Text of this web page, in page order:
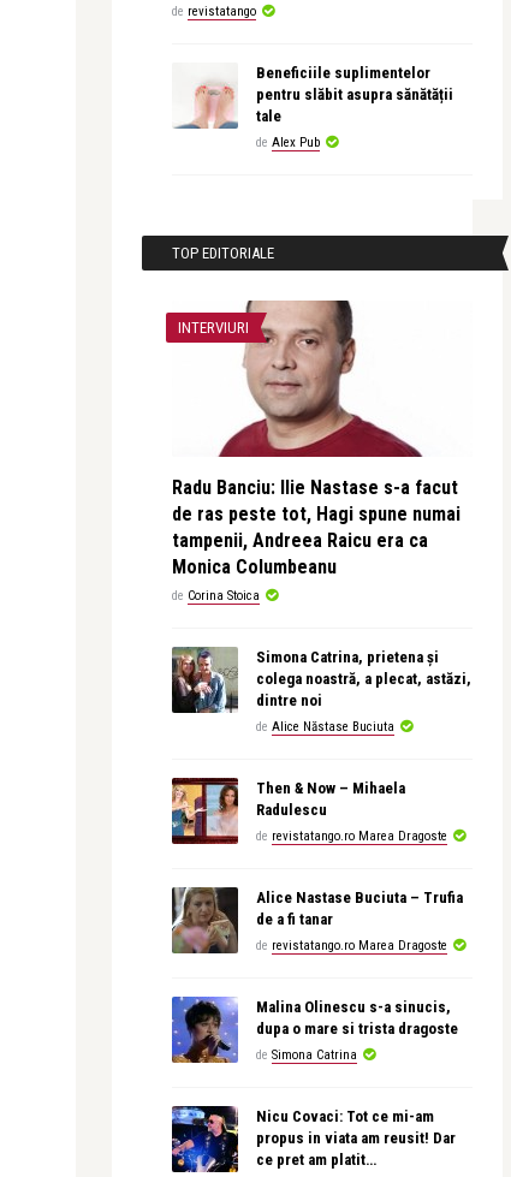
de revistatango
Beneficiile suplimentelor
pentru slăbit asupra sănătății
tale
de Alex Pub
TOP EDITORIALE
INTERVIURI
Radu Banciu: Ilie Nastase s-a facut
de ras peste tot, Hagi spune numai
tampenii, Andreea Raicu era ca
Monica Columbeanu
de Corina Stoica
Simona Catrina, prietena și
colega noastră, a plecat, astăzi,
dintre noi
de Alice Năstase Buciuta
Then & Now – Mihaela
Radulescu
de revistatango.ro Marea Dragoste
Alice Nastase Buciuta – Trufia
de a fi tanar
de revistatango.ro Marea Dragoste
Malina Olinescu s-a sinucis,
dupa o mare si trista dragoste
de Simona Catrina
Nicu Covaci: Tot ce mi-am
propus in viata am reusit! Dar
ce pret am platit…